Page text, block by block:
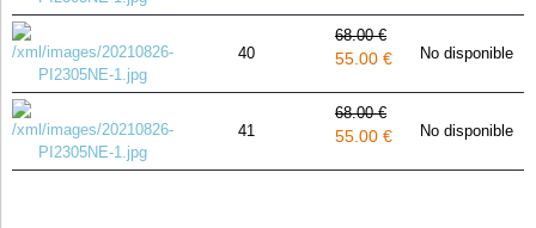
40
68.00 €
55.00 € No disponible
41
68.00 €
55.00 € No disponible